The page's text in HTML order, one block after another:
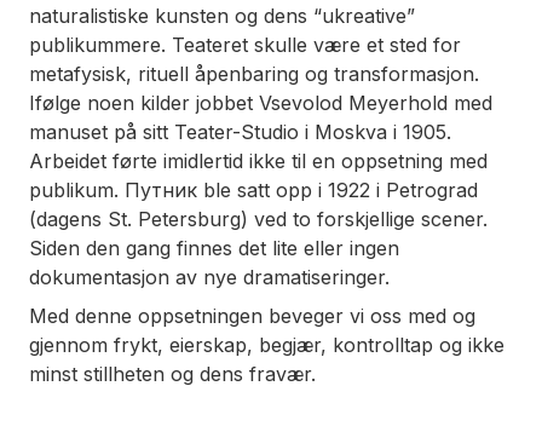
naturalistiske kunsten og dens “ukreative”
publikummere. Teateret skulle være et sted for
metafysisk, rituell åpenbaring og transformasjon.
Ifølge noen kilder jobbet Vsevolod Meyerhold med
manuset på sitt Teater-Studio i Moskva i 1905.
Arbeidet førte imidlertid ikke til en oppsetning med
publikum. Путник ble satt opp i 1922 i Petrograd
(dagens St. Petersburg) ved to forskjellige scener.
Siden den gang finnes det lite eller ingen
dokumentasjon av nye dramatiseringer.
Med denne oppsetningen beveger vi oss med og
gjennom frykt, eierskap, begjær, kontrolltap og ikke
minst stillheten og dens fravær.